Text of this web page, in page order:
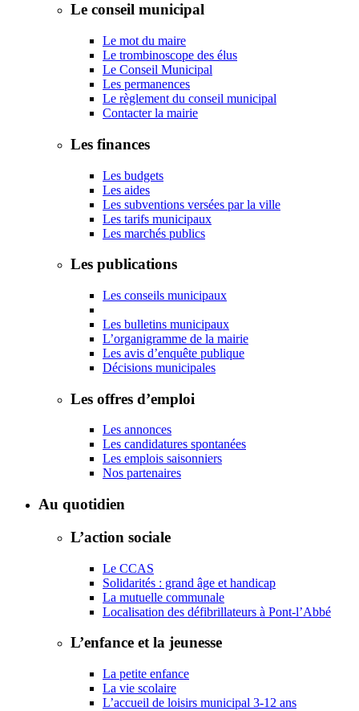
Le conseil municipal
Le mot du maire
Le trombinoscope des élus
Le Conseil Municipal
Les permanences
Le règlement du conseil municipal
Contacter la mairie
Les finances
Les budgets
Les aides
Les subventions versées par la ville
Les tarifs municipaux
Les marchés publics
Les publications
Les conseils municipaux
Les bulletins municipaux
L’organigramme de la mairie
Les avis d’enquête publique
Décisions municipales
Les offres d’emploi
Les annonces
Les candidatures spontanées
Les emplois saisonniers
Nos partenaires
Au quotidien
L’action sociale
Le CCAS
Solidarités : grand âge et handicap
La mutuelle communale
Localisation des défibrillateurs à Pont-l’Abbé
L’enfance et la jeunesse
La petite enfance
La vie scolaire
L’accueil de loisirs municipal 3-12 ans